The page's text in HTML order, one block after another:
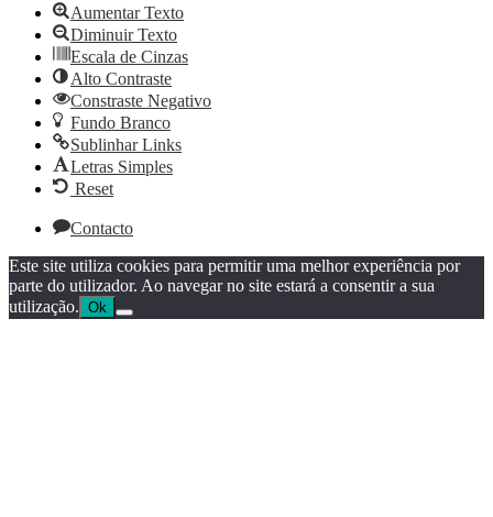
Aumentar Texto
Diminuir Texto
Escala de Cinzas
Alto Contraste
Constraste Negativo
Fundo Branco
Sublinhar Links
Letras Simples
Reset
Contacto
Este site utiliza cookies para permitir uma melhor experiência por
parte do utilizador. Ao navegar no site estará a consentir a sua
utilização. Ok